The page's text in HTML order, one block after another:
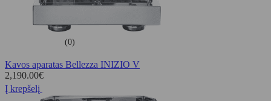
(0)
Kavos aparatas Bellezza INIZIO V
2,190.00€
Į krepšelį